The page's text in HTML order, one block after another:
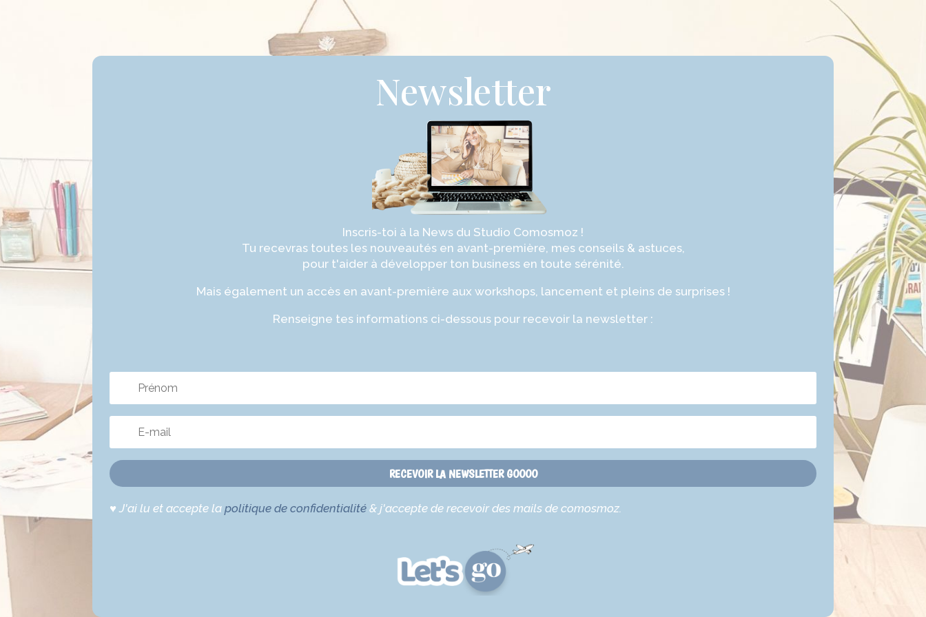
Newsletter
Inscris-toi à la News du Studio Comosmoz !
Tu recevras toutes les nouveautés en avant-première, mes conseils & astuces,
pour t'aider à développer ton business en toute sérénité.
Mais également un accès en avant-première aux workshops, lancement et pleins de surprises !
Renseigne tes informations ci-dessous pour recevoir la newsletter :
RECEVOIR LA NEWSLETTER GOOOO
♥J'ai lu et accepte lapolitique de confidentialité & j'accepte de recevoir des mails de comosmoz.